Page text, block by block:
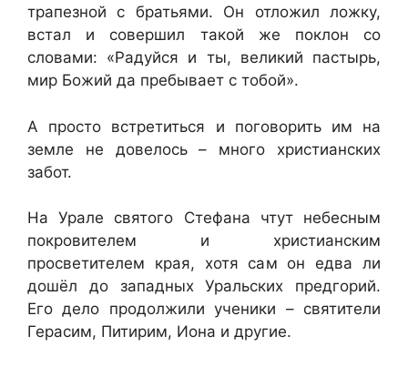
трапезной с братьями. Он отложил ложку,
встал и совершил такой же поклон со
словами: «Радуйся и ты, великий пастырь,
мир Божий да пребывает с тобой».
А просто встретиться и поговорить им на
земле не довелось – много христианских
забот.
На Урале святого Стефана чтут небесным
покровителем и христианским
просветителем края, хотя сам он едва ли
дошёл до западных Уральских предгорий.
Его дело продолжили ученики – святители
Герасим, Питирим, Иона и другие.